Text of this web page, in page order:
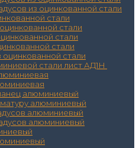
из оцинкованной стали
стали
стали
стали
стали
оцинкованной стали
стали лист АД1Н
алюминиевый
алюминиевый
алюминиевый
алюминиевый